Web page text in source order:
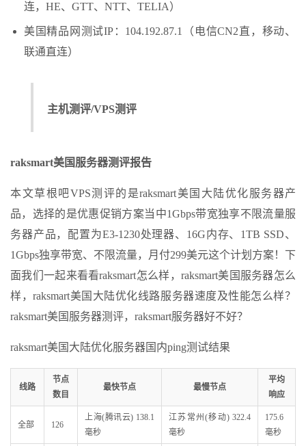
连，HE、GTT、NTT、TELIA）
美国精品网测试IP：104.192.87.1（电信CN2直，移动、
联通直连）
主机测评/VPS测评
raksmart美国服务器测评报告
本文草根吧VPS测评的是raksmart美国大陆优化服务器产
品，选择的是优惠促销方案当中1Gbps带宽独享不限流量服
务器产品，配置为E3-1230处理器、16G内存、1TB SSD、
1Gbps独享带宽、不限流量，月付299美元这个计划方案！下
面我们一起来看看raksmart怎么样，raksmart美国服务器怎么
样，raksmart美国大陆优化线路服务器速度及性能怎么样？
raksmart美国服务器测评，raksmart服务器好不好？
raksmart美国大陆优化服务器国内ping测试结果
线路
节点
数目
最快节点 最慢节点
平均
响应
全部 126
上海(腾讯云) 138.1
毫秒
江苏常州(移动) 322.4
毫秒
175.6
毫秒